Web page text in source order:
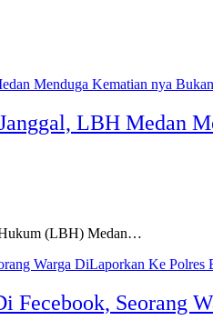
LBH Medan
(LBH) Medan…
Fecebook, Seorang